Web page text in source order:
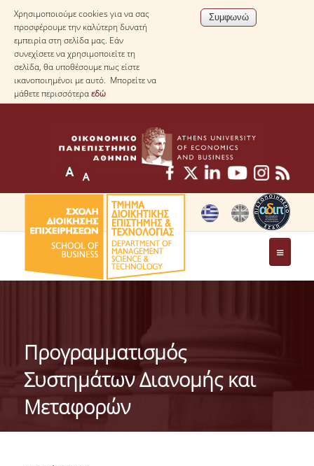
Χρησιμοποιούμε cookies για να σας
προσφέρουμε την καλύτερη δυνατή
εμπειρία στη σελίδα μας. Εάν
συνεχίσετε να χρησιμοποιείτε τη
σελίδα, θα υποθέσουμε πως είστε
ικανοποιημένοι με αυτό. Μπορείτε να
μάθετε περισσότεραεδώ
ΤΟ ΤΜΗΜΑ
ΤΑΥΤΟΤΗΤΑ ΤΟΥ ΤΜΗΜΑΤΟΣ
ΑΠΟΣΤΟΛΗ ΤΟΥ ΤΜΗΜΑΤΟΣ
ΔΙΟΙΚΗΣΗ ΤΟΥ ΤΜΗΜΑΤΟΣ
Προγραμματισμός
Συστημάτων Διανομής και
Μεταφορών